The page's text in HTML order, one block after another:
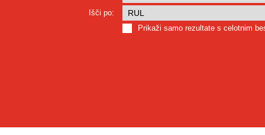
Išči po:
Prikaži samo rezultate s celotnim